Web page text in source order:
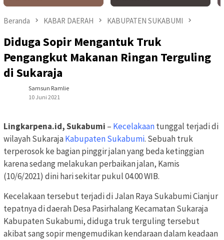
Beranda KABAR DAERAH KABUPATEN SUKABUMI
Diduga Sopir Mengantuk Truk
Pengangkut Makanan Ringan Terguling
di Sukaraja
Samsun Ramlie
10 Juni 2021
Lingkarpena.id, Sukabumi – Kecelakaantunggal terjadi di
wilayah SukarajaKabupaten Sukabumi. Sebuah truk
terperosok ke bagian pinggir jalan yang beda ketinggian
karena sedang melakukan perbaikan jalan, Kamis
(10/6/2021) dini hari sekitar pukul 04.00 WIB.
Kecelakaan tersebut terjadi di Jalan Raya Sukabumi Cianjur
tepatnya di daerah Desa Pasirhalang Kecamatan Sukaraja
Kabupaten Sukabumi, diduga truk terguling tersebut
akibat sang sopir mengemudikan kendaraan dalam keadaan